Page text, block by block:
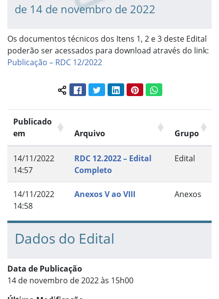
de 14 de novembro de 2022
Os documentos técnicos dos Itens 1, 2 e 3 deste Edital
poderão ser acessados para download através do link:
Publicação – RDC 12/2022
Compartilhar conteúdo:
FacebookTwitterLinkedInPinterestWhatsApp
Publicado
em
Arquivo Grupo
14/11/2022
14:57
RDC 12.2022 – Edital
Completo
Edital
14/11/2022
14:58
Anexos V ao VIII Anexos
Dados do Edital
Data de Publicação
14 de novembro de 2022 às 15h00